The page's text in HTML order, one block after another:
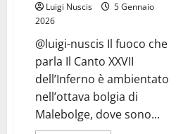
Luigi Nuscis
5 Gennaio
2026
@luigi-nuscis Il fuoco che
parla Il Canto XXVII
dell’Inferno è ambientato
nell’ottava bolgia di
Malebolge, dove sono...